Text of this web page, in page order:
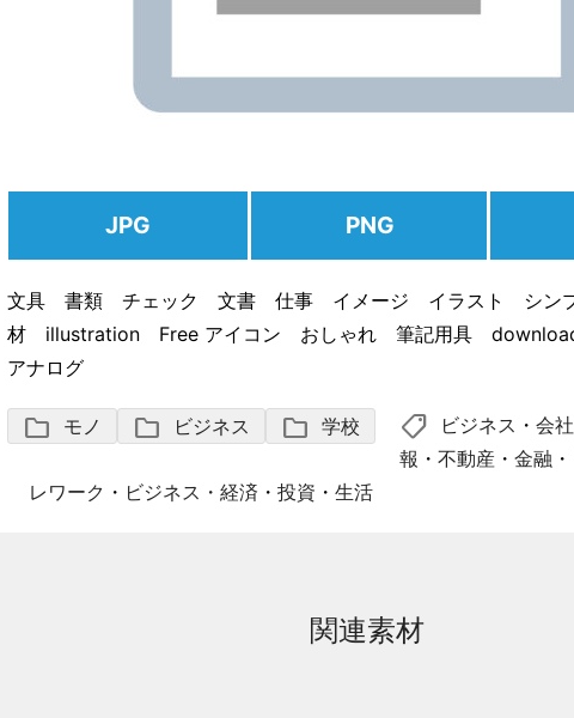
JPG PNG
文具 書類 チェック 文書 仕事 イメージ イラスト シン
材 illustration Free アイコン おしゃれ 筆記用具
アナログ
folder モノ folder ビジネス folder 学校 shoppingmode ビジネス ・会社
報 ・不動産 ・金融 ・
レワーク ・ ビジネス・経済 ・投資 ・生活
関連素材